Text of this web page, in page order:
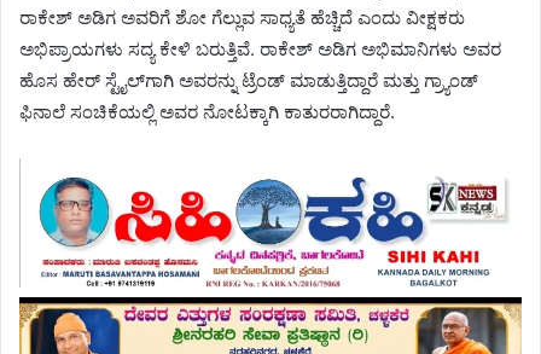
ರಾಕೇಶ್ ಅಡಿಗ ಅವರಿಗೆ ಶೋ ಗೆಲ್ಲುವ ಸಾಧ್ಯತೆ ಹೆಚ್ಚಿದೆ ಎಂದು ವೀಕ್ಷಕರು
ಅಭಿಪ್ರಾಯಗಳು ಸದ್ಯ ಕೇಳಿ ಬರುತ್ತಿವೆ. ರಾಕೇಶ್ ಅಡಿಗ ಅಭಿಮಾನಿಗಳು ಅವರ
ಹೊಸ ಹೇರ್ ಸ್ಟೈಲ್‌ಗಾಗಿ ಅವರನ್ನು ಟ್ರೆಂಡ್ ಮಾಡುತ್ತಿದ್ದಾರೆ ಮತ್ತು ಗ್ರ್ಯಾಂಡ್
ಫಿನಾಲೆ ಸಂಚಿಕೆಯಲ್ಲಿ ಅವರ ನೋಟಕ್ಕಾಗಿ ಕಾತುರರಾಗಿದ್ದಾರೆ.